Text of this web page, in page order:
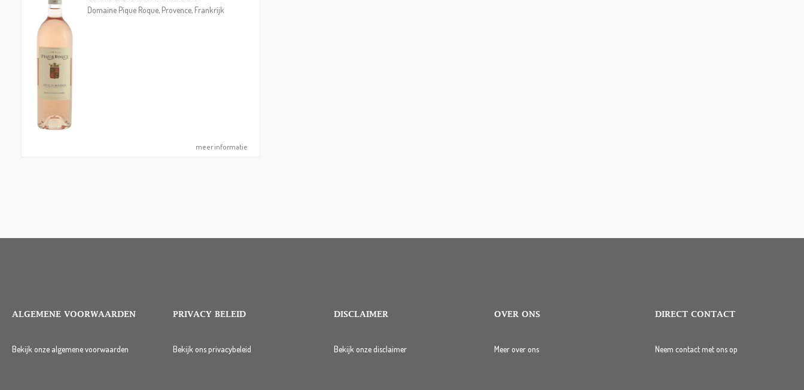
Domaine Pique Roque, Provence, Frankrijk
meer informatie
ALGEMENE VOORWAARDEN
Bekijk onze algemene voorwaarden
PRIVACY BELEID
Bekijk ons privacybeleid
DISCLAIMER
Bekijk onze disclaimer
OVER ONS
Meer over ons
DIRECT CONTACT
Neem contact met ons op